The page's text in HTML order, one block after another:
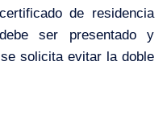
de residencia
ser presentado y
solicita evitar la doble